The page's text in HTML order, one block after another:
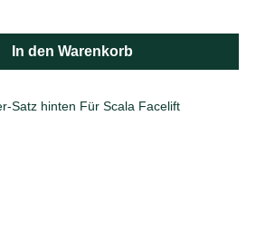
Die
und gefährlichem Steinschlag.
die Spritzwasserstreuung enorm
In den Warenkorb